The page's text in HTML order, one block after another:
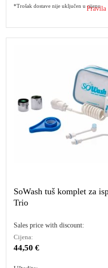
*Trošak dostave nije uključen u cijenu
SoWash tuš komplet za
Trio
Sales price with discount:
Cijena:
44,50 €
Pravila